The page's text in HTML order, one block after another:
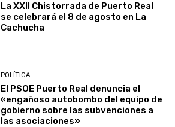
La XXII Chistorrada de Puerto Real
se celebrará el 8 de agosto en La
Cachucha
POLÍTICA
El PSOE Puerto Real denuncia el
«engañoso autobombo del equipo de
gobierno sobre las subvenciones a
las asociaciones»